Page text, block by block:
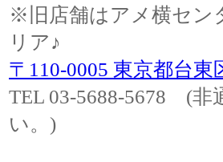
※旧店舗はアメ横セン
リア♪
〒110-0005 東京都台
TEL 03-5688-5678 (非
い。)